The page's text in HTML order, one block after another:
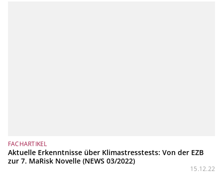
FACHARTIKEL
Aktuelle Erkenntnisse über Klimastresstests: Von der EZB
zur 7. MaRisk Novelle (NEWS 03/2022)
15.12.22